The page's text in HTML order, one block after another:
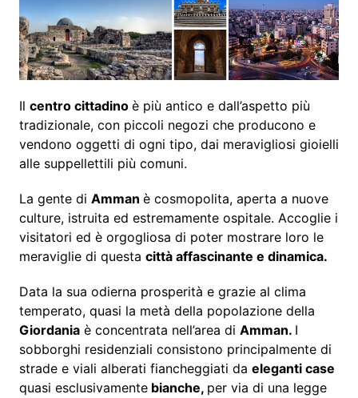
Il centro cittadino è più antico e dall’aspetto più
tradizionale, con piccoli negozi che producono e
vendono oggetti di ogni tipo, dai meravigliosi gioielli
alle suppellettili più comuni.
La gente di Amman è cosmopolita, aperta a nuove
culture, istruita ed estremamente ospitale. Accoglie i
visitatori ed è orgogliosa di poter mostrare loro le
meraviglie di questa città affascinante e dinamica.
Data la sua odierna prosperità e grazie al clima
temperato, quasi la metà della popolazione della
Giordaniaè concentrata nell’area di Amman. I
sobborghi residenziali consistono principalmente di
strade e viali alberati fiancheggiati da eleganti case
quasi esclusivamentebianche, per via di una legge